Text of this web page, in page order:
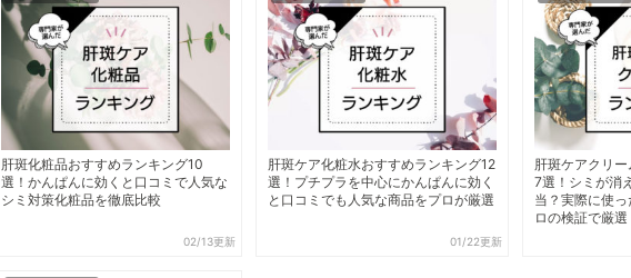
02/13更新
肝斑化粧品おすすめランキング10
選！かんぱんに効くと口コミで人気な
シミ対策化粧品を徹底比較
01/22更新
肝斑ケア化粧水おすすめランキング12
選！プチプラを中心にかんぱんに効く
と口コミでも人気な商品をプロが厳選
肝斑ケアクリ
7選！シミが消
当？実際に使
ロの検証で厳選